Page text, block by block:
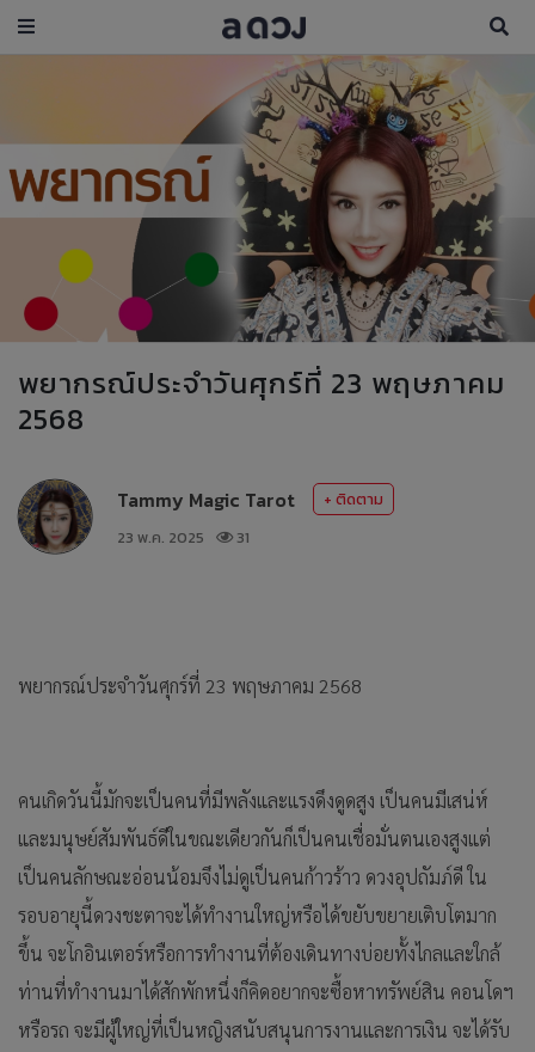
พยากรณ์ประจำวันศุกร์ที่ 23 พฤษภาคม
2568
Tammy Magic Tarot
+ ติดตาม
23 พ.ค. 2025
31
พยากรณ์ประจำวันศุกร์ที่ 23 พฤษภาคม 2568
คนเกิดวันนี้มักจะเป็นคนที่มีพลังและแรงดึงดูดสูง เป็นคนมีเสน่ห์
และมนุษย์สัมพันธ์ดีในขณะเดียวกันก็เป็นคนเชื่อมั่นตนเองสูงแต่
เป็นคนลักษณะอ่อนน้อมจึงไม่ดูเป็นคนก้าวร้าว ดวงอุปถัมภ์ดี ใน
รอบอายุนี้ดวงชะตาจะได้ทำงานใหญ่หรือได้ขยับขยายเติบโตมาก
ขึ้น จะโกอินเตอร์หรือการทำงานที่ต้องเดินทางบ่อยทั้งไกลและใกล้
ท่านที่ทำงานมาได้สักพักหนึ่งก็คิดอยากจะซื้อหาทรัพย์สิน คอนโดฯ
หรือรถ จะมีผู้ใหญ่ที่เป็นหญิงสนับสนุนการงานและการเงิน จะได้รับ